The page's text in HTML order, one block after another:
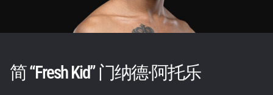
简 “Fresh Kid” 门纳德·阿托乐